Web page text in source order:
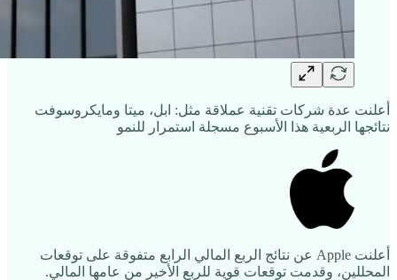
أعلنت عدة شركات تقنية عملاقة مثل: ابل، ميتا ومايكروسوفت
نتائجها الربعية هذا الأسبوع مسجلة استمرار للنمو
أعلنت Apple عن نتائج الربع المالي الرابع متفوقة على توقعات
المحللين، وقدمت توقعات قوية للربع الأخير من عامها المالي.